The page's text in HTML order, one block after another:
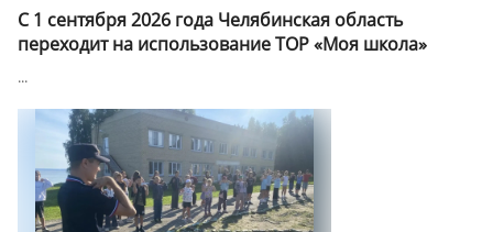
С 1 сентября 2026 года Челябинская область
переходит на использование ТОР «Моя школа»
...